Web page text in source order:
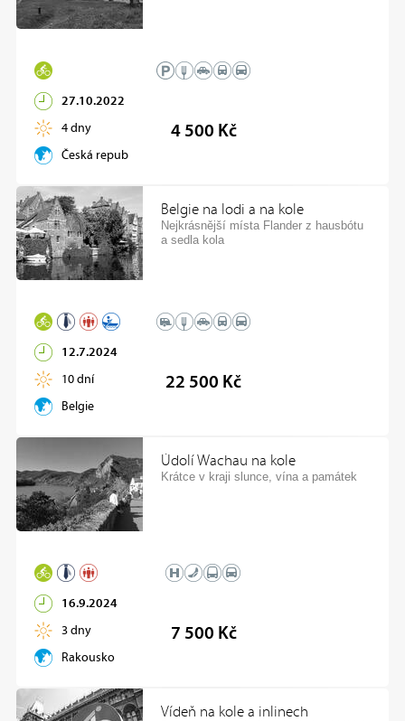
27.10.2022
4 dny
Česká republika
4 500 Kč
Belgie na lodi a na kole
Nejkrásnější místa Flander z hausbótu
a sedla kola
12.7.2024
10 dní
Belgie
22 500 Kč
Údolí Wachau na kole
Krátce v kraji slunce, vína a památek
16.9.2024
3 dny
Rakousko
7 500 Kč
Vídeň na kole a inlinech